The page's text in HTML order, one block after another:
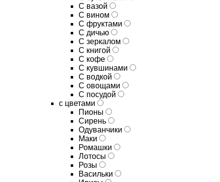
C вазой
C вином
C фруктами
C дичью
C зеркалом
C книгой
C кофе
C кувшинами
C водкой
C овощами
C посудой
с цветами
Пионы
Сирень
Одуванчики
Маки
Ромашки
Лотосы
Розы
Васильки